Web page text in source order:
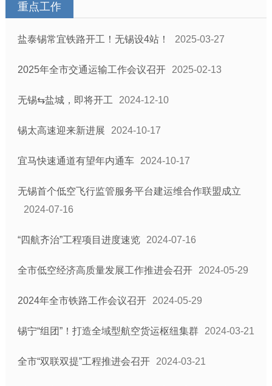
重点工作
盐泰锡常宜铁路开工！无锡设4站！ 2025-03-27
2025年全市交通运输工作会议召开 2025-02-13
无锡⇆盐城，即将开工 2024-12-10
锡太高速迎来新进展 2024-10-17
宜马快速通道有望年内通车 2024-10-17
无锡首个低空飞行监管服务平台建运维合作联盟成立
2024-07-16
“四航齐治”工程项目进度速览 2024-07-16
全市低空经济高质量发展工作推进会召开 2024-05-29
2024年全市铁路工作会议召开 2024-05-29
锡宁“组团”！打造全域型航空货运枢纽集群 2024-03-21
全市“双联双提”工程推进会召开 2024-03-21